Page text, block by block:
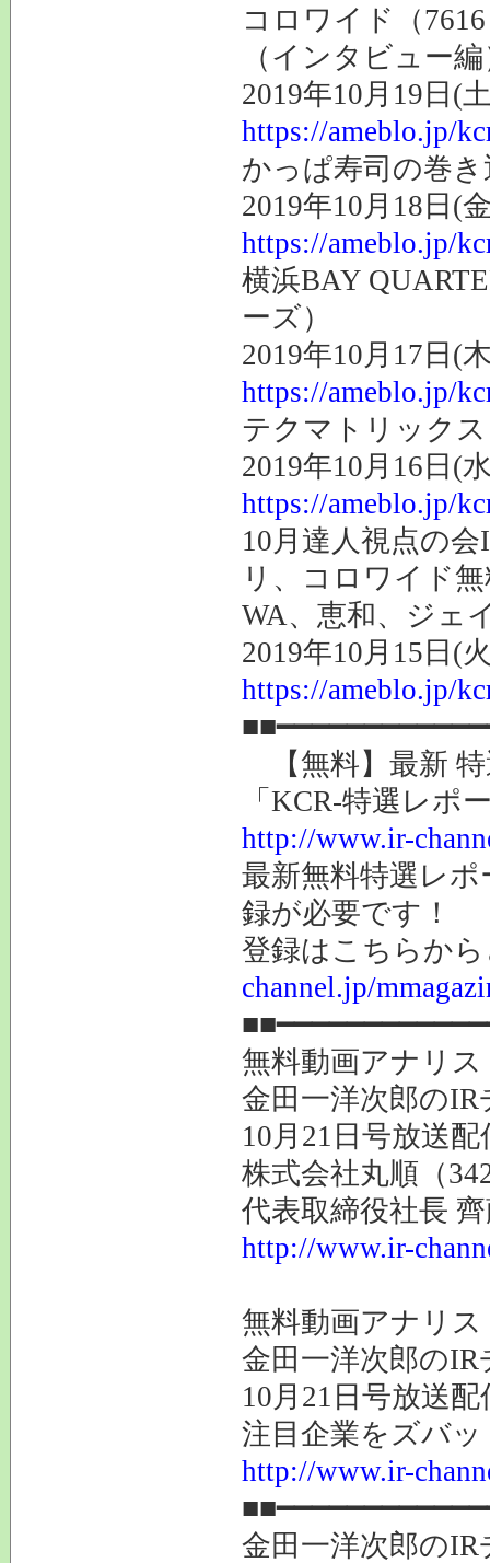
コロワイド（
（インタビュー
2019年10月19日(
https://ameblo.jp/
かっぱ寿司の巻
2019年10月18日(
https://ameblo.jp/
横浜BAY
ーズ）
2019年10月17日(
https://ameblo.jp/
テクマトリック
2019年10月16日(
https://ameblo.jp/
10月達人視点の
リ、コロワイド
WA、恵和、ジェ
2019年10月15日(
https://ameblo.jp/
【無料】最新
「KCR-特選レポ
http://www.ir-
最新無料特選レ
録が必要です！
登録はこちらか
channel.jp/
無料動画アナリ
金田一洋次郎の
10月21日号放送
株式会社丸順（
代表取締役社長
http://www.ir-
無料動画アナリ
金田一洋次郎の
10月21日号放送
注目企業をズバ
http://www.ir-
金田一洋次郎の